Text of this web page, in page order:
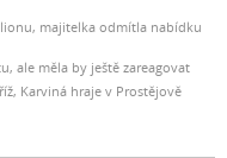
majitelka odmítla nabídku
ale měla by ještě zareagovat
Karviná hraje v Prostějově